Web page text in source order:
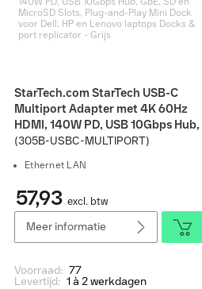
StarTech.com StarTech USB-C
Multiport Adapter met 4K 60Hz
HDMI, 140W PD, USB 10Gbps Hub,
GbE, SD en MicroSD Slots, Plug-
en Lenovo laptops Docks & port
replicator - Grijs
(305B-USBC-MULTIPORT)
Ethernet LAN
57,93 excl. btw
Meer informatie
Voorraad: 77
Levertijd: 1 à 2 werkdagen